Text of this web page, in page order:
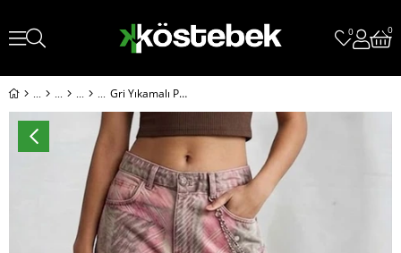
0 0
Gri Yıkamalı Pembe Kravat Detaylı Y2K Baggy Pantolon